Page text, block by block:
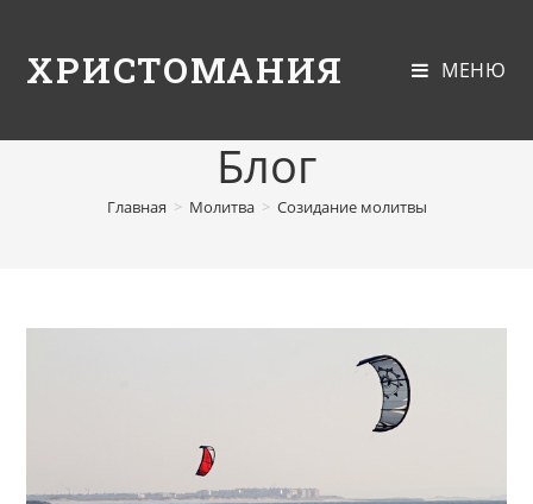
ХРИСТОМАНИЯ МЕНЮ
Блог
Главная > Молитва > Созидание молитвы